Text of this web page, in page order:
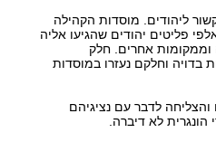
ליהודים. מוסדות הקהילה
פליטים יהודים שהגיעו אליה
וממקומות אחרים. חלק
בדויה וחלקם נעזרו במוסדות
לדבר עם נציגיהם
הונגרית לא דיברה.